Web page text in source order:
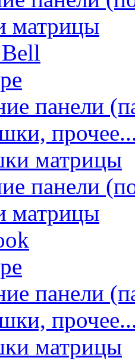
матрицы
панели
матрицы
панели
матрицы
панели
матрицы